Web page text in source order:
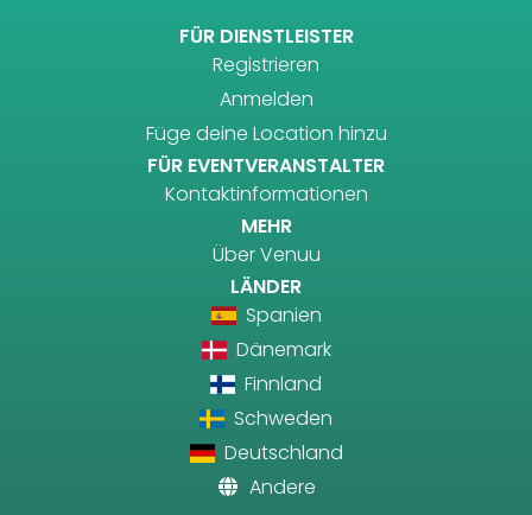
FÜR DIENSTLEISTER
Registrieren
Anmelden
Füge deine Location hinzu
FÜR EVENTVERANSTALTER
Kontaktinformationen
MEHR
Über Venuu
LÄNDER
Spanien
Dänemark
Finnland
Schweden
Deutschland
Andere